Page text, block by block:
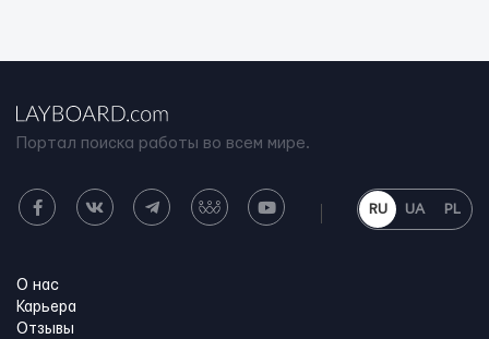
Портал поиска работы во всем мире.
RU UA PL
О нас
Карьера
Отзывы